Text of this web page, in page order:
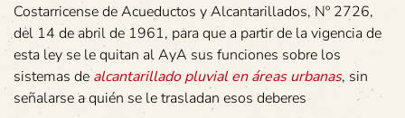
Costarricense de Acueductos y Alcantarillados, Nº 2726,
del 14 de abril de 1961, para que a partir de la vigencia de
esta ley se le quitan al AyA sus funciones sobre los
sistemas de alcantarillado pluvial en áreas urbanas, sin
señalarse a quién se le trasladan esos deberes